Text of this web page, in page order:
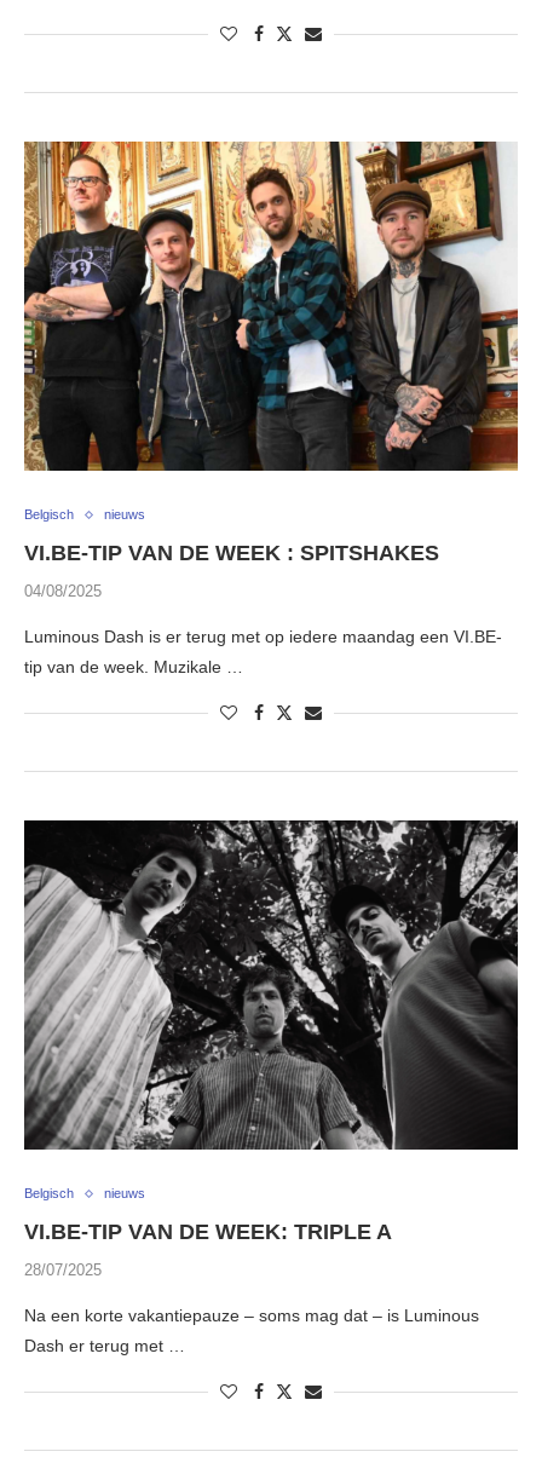
Belgisch nieuws
VI.BE-TIP VAN DE WEEK : SPITSHAKES
04/08/2025
Luminous Dash is er terug met op iedere maandag een VI.BE-
tip van de week. Muzikale …
Belgisch nieuws
VI.BE-TIP VAN DE WEEK: TRIPLE A
28/07/2025
Na een korte vakantiepauze – soms mag dat – is Luminous
Dash er terug met …